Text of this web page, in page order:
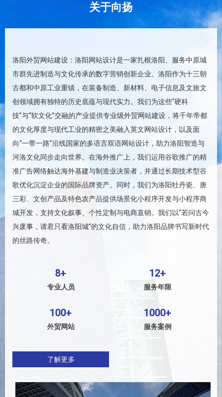
关于向扬
洛阳外贸网站建设：洛阳网站设计是一家扎根洛阳、服务中原城
市群先进制造与文化传承的数字营销创新企业。洛阳作为十三朝
古都和中原工业重镇，在装备制造、新材料、电子信息及文旅文
创领域拥有独特的历史底蕴与现代实力。我们为这些“硬科
技”与“软文化”交融的产业提供专业级外贸网站建设，将千年帝都
的文化厚度与现代工业的精密之美融入英文网站设计，以及面
向“一带一路”沿线国家的多语言双语网站设计，助力洛阳智造与
河洛文化同步走向世界。在海外推广上，我们运用谷歌推广的精
准广告网络触达海外基建与制造业决策者，并通过长期技术型谷
歌优化沉淀企业的国际品牌资产。同时，我们为洛阳牡丹瓷、唐
三彩、文创产品及特色农产品提供场景化小程序开发与小程序商
城开发，支持文化叙事、个性定制与电商直销。我们以“若问古今
兴废事，请君只看洛阳城”的文化自信，助力洛阳品牌书写新时代
的丝路传奇。
8+
专业人员
12+
服务年限
100+
外贸网站
1000+
服务案例
了解更多